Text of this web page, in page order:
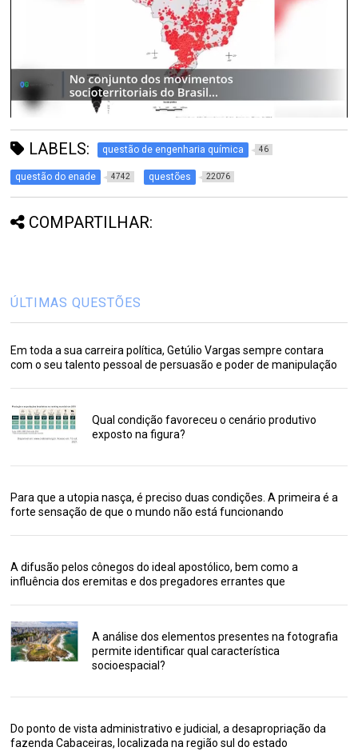
LABELS: questão de engenharia química 46
questão do enade 4742 questões 22076
COMPARTILHAR:
ÚLTIMAS QUESTÕES
Em toda a sua carreira política, Getúlio Vargas sempre contara
com o seu talento pessoal de persuasão e poder de manipulação
Qual condição favoreceu o cenário produtivo
exposto na figura?
Para que a utopia nasça, é preciso duas condições. A primeira é a
forte sensação de que o mundo não está funcionando
A difusão pelos cônegos do ideal apostólico, bem como a
influência dos eremitas e dos pregadores errantes que
A análise dos elementos presentes na fotografia
permite identificar qual característica
socioespacial?
Do ponto de vista administrativo e judicial, a desapropriação da
fazenda Cabaceiras, localizada na região sul do estado